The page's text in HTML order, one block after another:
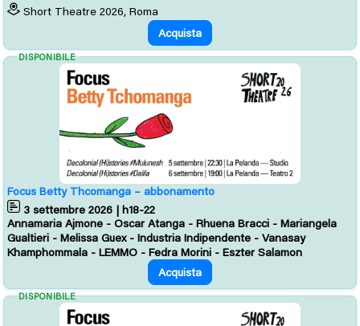
Short Theatre 2026, Roma
Acquista
Focus Betty Thcomanga – abbonamento
3 settembre 2026 | h18-22
Annamaria Ajmone - Oscar Atanga - Rhuena Bracci - Mariangela
Gualtieri - Melissa Guex - Industria Indipendente - Vanasay
Khamphommala - LEMMO - Fedra Morini - Eszter Salamon
DISPONIBILE
Acquista
DISPONIBILE